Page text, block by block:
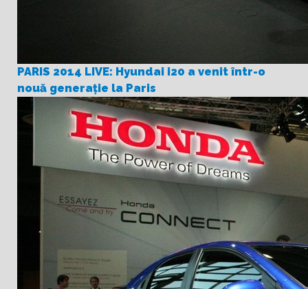
PARIS 2014 LIVE: Hyundai i20 a venit într-o
nouă generație la Paris